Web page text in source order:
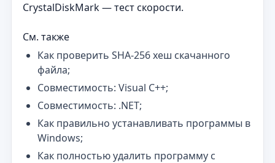
CrystalDiskMark — тест скорости.
См. также
Как проверить SHA-256 хеш скачанного
файла;
Совместимость: Visual C++;
Совместимость: .NET;
Как правильно устанавливать программы в
Windows;
Как полностью удалить программу с